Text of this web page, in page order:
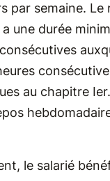
par semaine. Le
une durée
au chapitre
le salarié